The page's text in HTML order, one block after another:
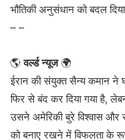
भौतिकी अनुसंधान को बदल
– –
🌎वर्ल्ड न्यूज🌍
ईरान की संयुक्त सैन्य कमान ने
फिर से बंद कर दिया गया है,
उसने अमेरिकी बुरे विश्वास और
को बनाए रखने में विफलता के रूप